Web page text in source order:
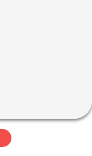
ما